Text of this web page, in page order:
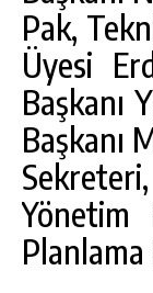
Pak,
Üyesi
Başkanı
Başkanı
Yönetim